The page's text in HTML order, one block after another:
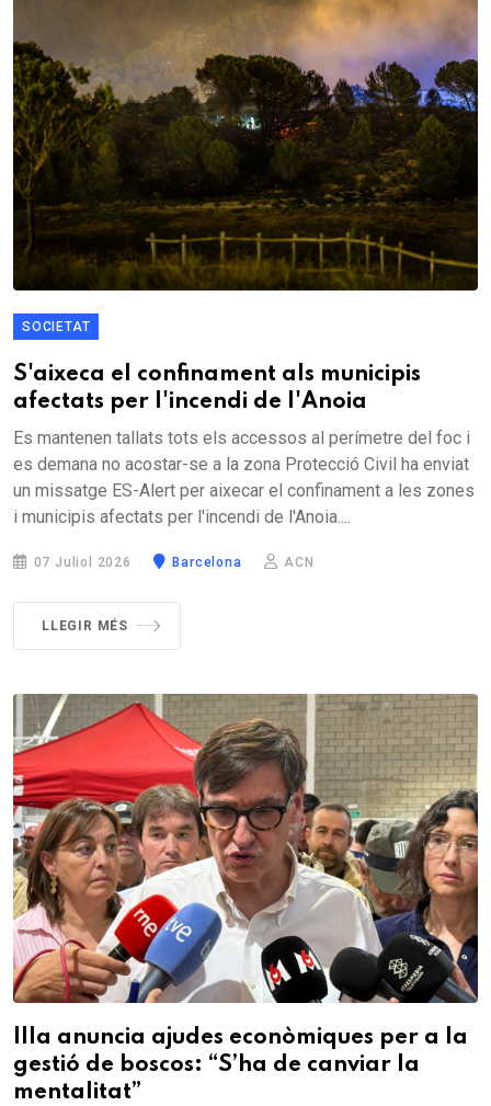
SOCIETAT
S'aixeca el confinament als municipis
afectats per l'incendi de l'Anoia
Es mantenen tallats tots els accessos al perímetre del foc i
es demana no acostar-se a la zona Protecció Civil ha enviat
un missatge ES-Alert per aixecar el confinament a les zones
i municipis afectats per l'incendi de l'Anoia....
07 Juliol 2026 Barcelona ACN
LLEGIR MÉS
Illa anuncia ajudes econòmiques per a la
gestió de boscos: “S’ha de canviar la
mentalitat”